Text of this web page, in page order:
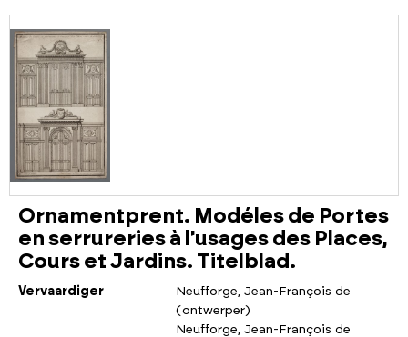
Ornamentprent. Modéles de Portes
en serrureries à l'usages des Places,
Cours et Jardins. Titelblad.
Vervaardiger
Neufforge, Jean-François de
(ontwerper)
Neufforge, Jean-François de